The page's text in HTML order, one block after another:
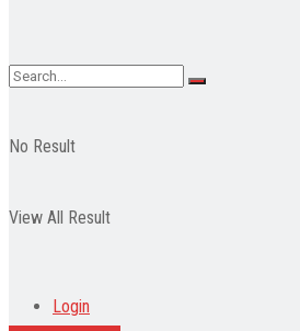
No Result
View All Result
Login